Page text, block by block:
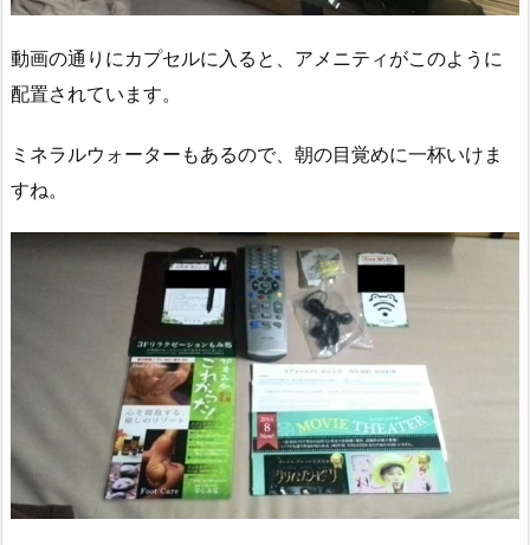
動画の通りにカプセルに入ると、アメニティがこのように
配置されています。
ミネラルウォーターもあるので、朝の目覚めに一杯いけま
すね。